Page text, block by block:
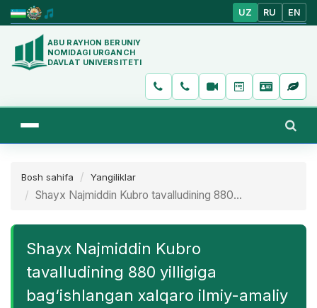
UZ RU EN
ABU RAYHON BERUNIY
NOMIDAGI URGANCH
DAVLAT UNIVERSITETI
Bosh sahifa Yangiliklar
Shayx Najmiddin Kubro tavalludining 880...
Shayx Najmiddin Kubro
tavalludining 880 yilligiga
bag‘ishlangan xalqaro ilmiy-amaliy